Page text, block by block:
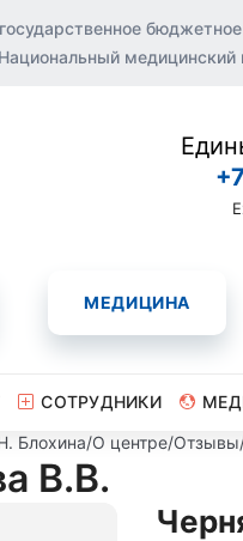
Национальный медицинский
МЕДИЦИНА
СОТРУДНИКИ
Блохина/О центре/Отзывы
В.В.